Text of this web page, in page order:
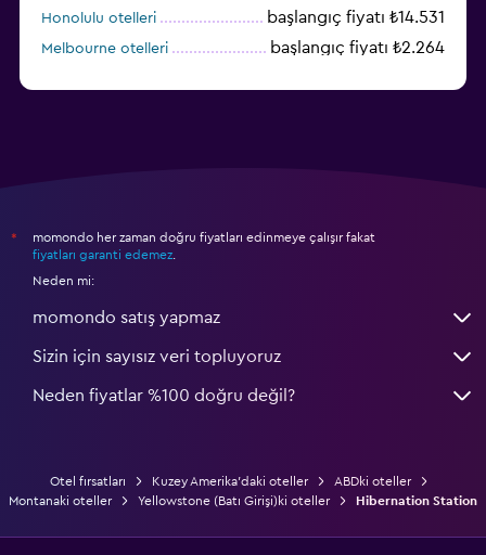
Honolulu otelleri başlangıç fiyatı ₺14.531
Melbourne otelleri başlangıç fiyatı ₺2.264
*
momondo her zaman doğru fiyatları edinmeye çalışır fakat
fiyatları garanti edemez
Neden mi:
momondo satış yapmaz
Sizin için sayısız veri topluyoruz
Neden fiyatlar %100 doğru değil?
Otel fırsatları Kuzey Amerika'daki oteller
ABDki oteller
Montanaki oteller
Yellowstone (Batı Girişi)ki oteller Hibernation Station